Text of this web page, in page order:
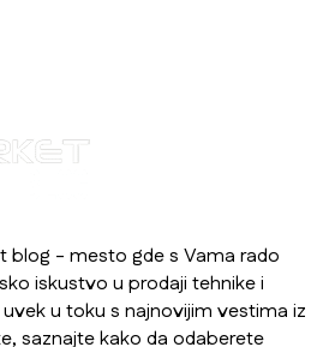
blog - mesto gde s Vama rado
iskustvo u prodaji tehnike i
u toku s najnovijim vestima iz
saznajte kako da odaberete